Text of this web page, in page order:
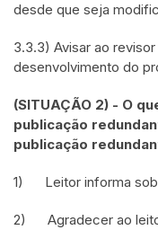
desde que seja
3.3.3) Avisar ao
desenvolvimento do
(SITUAÇÃO 2) - O
publicação
publicação
1) Leitor informa
2) Agradecer ao